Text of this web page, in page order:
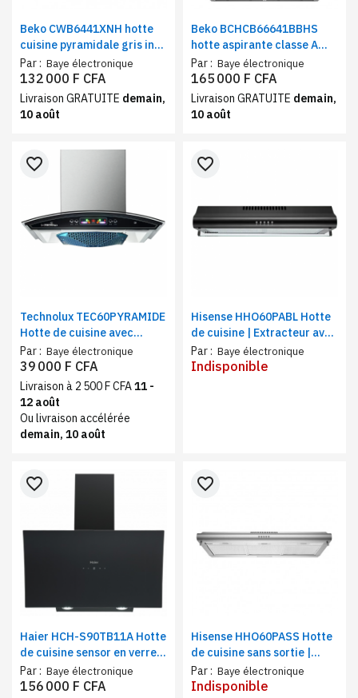
Beko CWB6441XNH hotte
cuisine pyramidale gris inox
avec éclairage LED – Hotte
aspirante encastrable 400
m³/h
Par : Baye électronique
132 000 F CFA
Livraison GRATUITE demain,
10 août
Beko BCHCB66641BBHS
hotte aspirante classe A
inox | Hotte cuisine
aspiration intensive 710
m³/h
Par : Baye électronique
165 000 F CFA
Livraison GRATUITE demain,
10 août
Technolux TEC60PYRAMIDE
Hotte de cuisine avec
sortie, 60 cm, Gris noir
Par : Baye électronique
favorite_border
39 000 F CFA
Livraison à 2 500 F CFA11 -
12 août
Ou livraison accélérée
demain, 10 août
Hisense HHO60PABL Hotte
de cuisine | Extracteur avec
ventilateur d'échappement
à 3 vitesses | Capacité
Par : Baye électronique
favorite_border
Indisponible
Haier HCH-S90TB11A Hotte
de cuisine sensor en verre
90X60 cm, cheminée
externe, noire
Par : Baye électronique
favorite_border
156 000 F CFA
Hisense HHO60PASS Hotte
de cuisine sans sortie |
Extracteur de cuisson avec
ventilation, LED, Inox
Par : Baye électronique
favorite_border
Indisponible